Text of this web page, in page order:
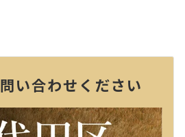
い合わせください